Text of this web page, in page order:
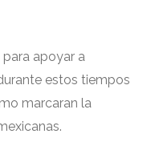
para apoyar a
estos tiempos
marcaran la